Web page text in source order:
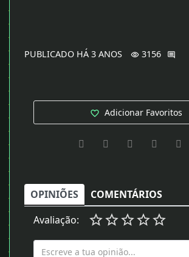
PUBLICADO HÁ 3 ANOS visibility 3156 commented
favorite_border Adicionar Favoritos
OPINIÕES
COMENTÁRIOS
Avaliação: